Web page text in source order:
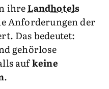
ihreLandhotels
Anforderungen der
Das bedeutet:
gehörlose
aufkeine
.